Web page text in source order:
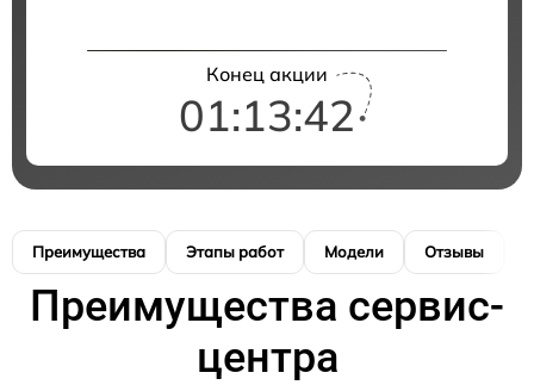
Конец акции
01:13:42
Преимущества Этапы работ Модели Отзывы
Преимущества сервис-
центра